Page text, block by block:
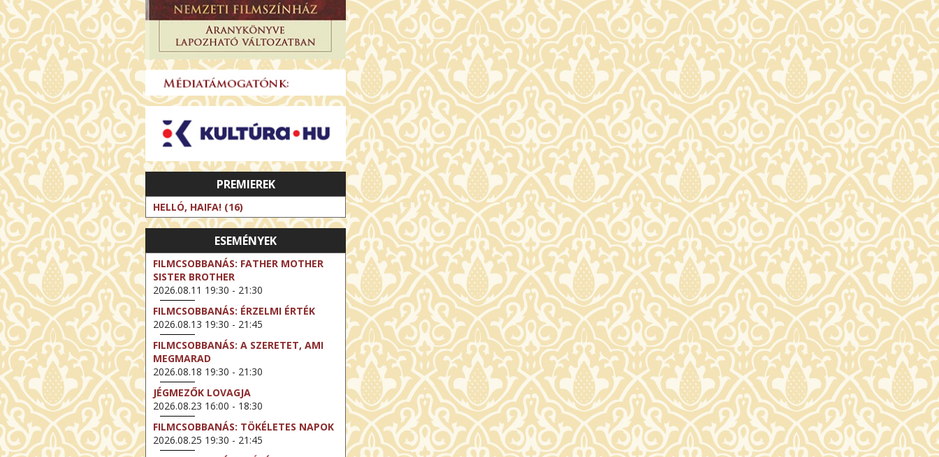
PREMIEREK
HELLÓ, HAIFA! (16)
ESEMÉNYEK
FILMCSOBBANÁS: FATHER MOTHER
SISTER BROTHER
2026.08.11 19:30 - 21:30
FILMCSOBBANÁS: ÉRZELMI ÉRTÉK
2026.08.13 19:30 - 21:45
FILMCSOBBANÁS: A SZERETET, AMI
MEGMARAD
2026.08.18 19:30 - 21:30
JÉGMEZŐK LOVAGJA
2026.08.23 16:00 - 18:30
FILMCSOBBANÁS: TÖKÉLETES NAPOK
2026.08.25 19:30 - 21:45